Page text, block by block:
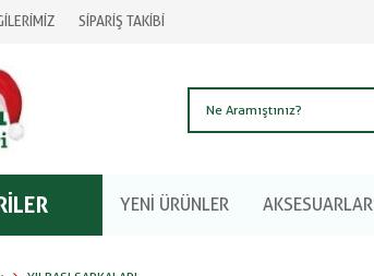
SİPARİŞ TAKİBİ
YENİ ÜRÜNLER AKSESUARLAR